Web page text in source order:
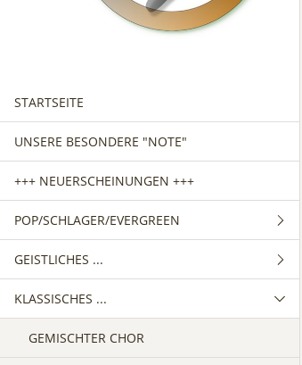
STARTSEITE
UNSERE BESONDERE "NOTE"
+++ NEUERSCHEINUNGEN +++
POP/SCHLAGER/EVERGREEN
GEMISCHTER CHOR
FRAUENCHOR
MÄNNERCHOR
GEISTLICHES ...
GEMISCHTER CHOR
FRAUENCHOR
KLASSISCHES ...
GEMISCHTER CHOR